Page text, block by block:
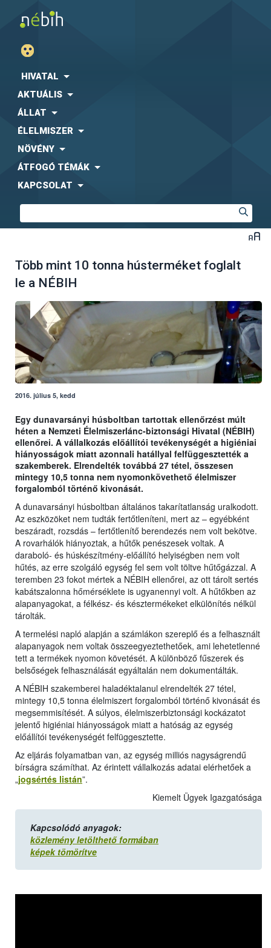
HIVATAL
AKTUÁLIS
ÁLLAT
ÉLELMISZER
NÖVÉNY
ÁTFOGÓ TÉMÁK
KAPCSOLAT
Több mint 10 tonna hústerméket foglalt
le a NÉBIH
2016. július 5, kedd
Egy dunavarsányi húsboltban tartottak ellenőrzést múlt
héten a Nemzeti Élelmiszerlánc-biztonsági Hivatal (NÉBIH)
ellenőrei. A vállalkozás előállítói tevékenységét a higiéniai
hiányosságok miatt azonnali hatállyal felfüggesztették a
szakemberek. Elrendelték továbbá 27 tétel, összesen
mintegy 10,5 tonna nem nyomonkövethető élelmiszer
forgalomból történő kivonását.
A dunavarsányi húsboltban általános takarítatlanság uralkodott.
Az eszközöket nem tudták fertőtleníteni, mert az – egyébként
beszáradt, rozsdás – fertőtlenítő berendezés nem volt bekötve.
A rovarhálók hiányoztak, a hűtők penészesek voltak. A
daraboló- és húskészítmény-előállító helyiségben nem volt
hűtés, az erre szolgáló egység fel sem volt töltve hűtőgázzal. A
teremben 23 fokot mértek a NÉBIH ellenőrei, az ott tárolt sertés
kabátszalonna hőmérséklete is ugyanennyi volt. A hűtőkben az
alapanyagokat, a félkész- és késztermékeket elkülönítés nélkül
tárolták.
A termelési napló alapján a számlákon szereplő és a felhasznált
alapanyagok nem voltak összeegyeztethetőek, ami lehetetlenné
tett a termékek nyomon követését. A különböző fűszerek és
belsőségek felhasználását egyáltalán nem dokumentálták.
A NÉBIH szakemberei haladéktalanul elrendelték 27 tétel,
mintegy 10,5 tonna élelmiszert forgalomból történő kivonását és
megsemmisítését. A súlyos, élelmiszerbiztonsági kockázatot
jelentő higiéniai hiányosságok miatt a hatóság az egység
előállítói tevékenységét felfüggesztette.
Az eljárás folyamatban van, az egység milliós nagyságrendű
bírságra számíthat. Az érintett vállalkozás adatai elérhetőek a
„jogsértés listán”.
Kiemelt Ügyek Igazgatósága
Kapcsolódó anyagok:
közlemény letölthető formában
képek tömörítve